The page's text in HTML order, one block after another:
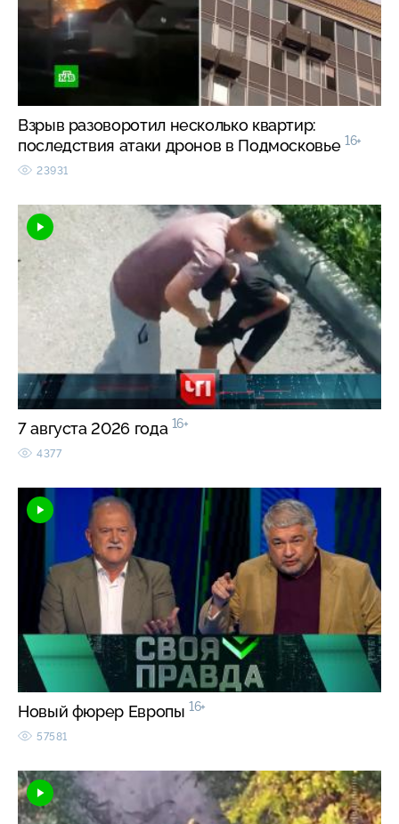
Взрыв разоворотил несколько квартир:
последствия атаки дронов в Подмосковье 16+
23931
7 августа 2026 года 16+
4377
Новый фюрер Европы 16+
57581